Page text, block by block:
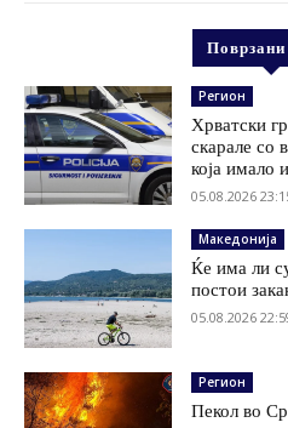
Поврзани
Регион
Хрватски
скарале со
која имало
05.08.2026
Македонија
Ќе има ли
постои
05.08.2026
Регион
Пекол во